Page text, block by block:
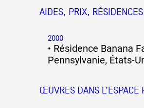
AIDES, PRIX, RÉSIDENCES
2000
• Résidence Banana
Pennsylvanie, États-
ŒUVRES DANS L’ESPACE